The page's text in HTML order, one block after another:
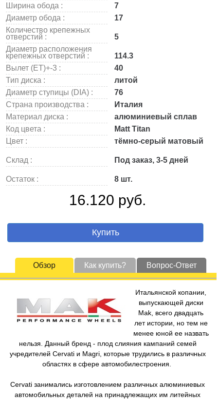
Ширина обода :
7
Диаметр обода :
17
Количество крепежных
отверстий :
5
Диаметр расположения
крепежных отверстий :
114.3
Вылет (ET)+-3 :
40
Тип диска :
литой
Диаметр ступицы (DIA) :
76
Страна производства :
Италия
Материал диска :
алюминиевый сплав
Код цвета :
Matt Titan
Цвет :
тёмно-серый матовый
Склад : Под заказ, 3-5 дней
Остаток : 8 шт.
16.120 руб.
Купить
Обзор Как купить? Вопрос-Ответ
Итальянской копании,
выпускающей диски
Mak, всего двадцать
лет истории, но тем не
менее юной ее назвать
нельзя. Данный бренд - плод слияния кампаний семей
учредителей Cervati и Magri, которые трудились в различных
областях в сфере автомобилестроения.
Cervati занимались изготовлением различных алюминиевых
автомобильных деталей на принадлежащих им литейных